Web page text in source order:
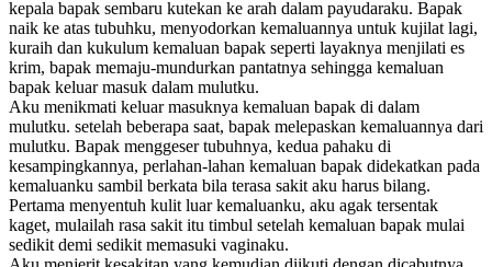
kepala bapak sembaru kutekan ke arah dalam payudaraku. Bapak
naik ke atas tubuhku, menyodorkan kemaluannya untuk kujilat lagi,
kuraih dan kukulum kemaluan bapak seperti layaknya menjilati es
krim, bapak memaju-mundurkan pantatnya sehingga kemaluan
bapak keluar masuk dalam mulutku.
Aku menikmati keluar masuknya kemaluan bapak di dalam
mulutku. setelah beberapa saat, bapak melepaskan kemaluannya dari
mulutku. Bapak menggeser tubuhnya, kedua pahaku di
kesampingkannya, perlahan-lahan kemaluan bapak didekatkan pada
kemaluanku sambil berkata bila terasa sakit aku harus bilang.
Pertama menyentuh kulit luar kemaluanku, aku agak tersentak
kaget, mulailah rasa sakit itu timbul setelah kemaluan bapak mulai
sedikit demi sedikit memasuki vaginaku.